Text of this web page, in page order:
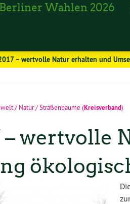
Berliner Wahlen 2026
– wertvolle Natur erhalten und
/ Natur / Straßenbäume (Kreisverband)
– wertvolle